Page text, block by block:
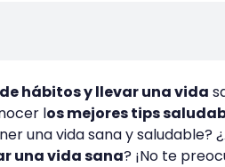
hábitos y llevar una vida
los mejores tips
una vida sana y saludable?
una vida sana? ¡No te